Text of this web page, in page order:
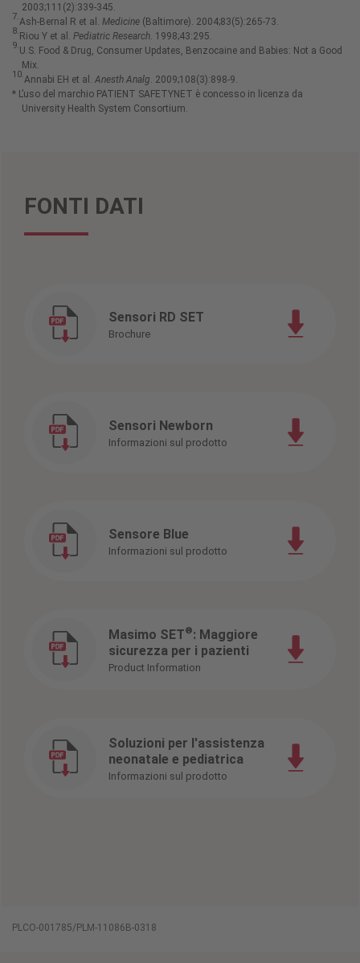
2003;111(2):339-345.
7.Ash-Bernal R et al. Medicine (Baltimore). 2004;83(5):265-73.
8.Riou Y et al. Pediatric Research. 1998;43:295.
9.U.S. Food & Drug, Consumer Updates, Benzocaine and Babies: Not a Good
Mix.
10.Annabi EH et al. Anesth Analg. 2009;108(3):898-9.
* L’uso del marchio PATIENT SAFETYNET è concesso in licenza da
University Health System Consortium.
FONTI DATI
Sensori RD SET
Brochure
Sensori Newborn
Informazioni sul prodotto
Sensore Blue
Informazioni sul prodotto
Masimo SET®: Maggiore
sicurezza per i pazienti
Product Information
Soluzioni per l'assistenza
neonatale e pediatrica
Informazioni sul prodotto
PLCO-001785/PLM-11086B-0318